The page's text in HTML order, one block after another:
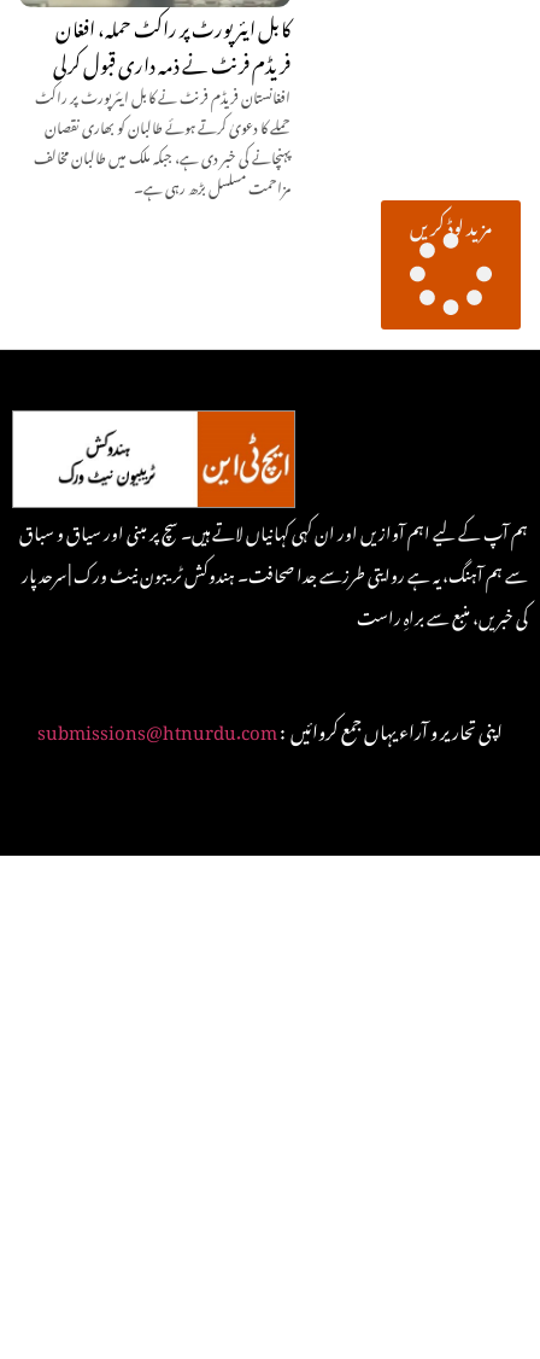
کابل ایئرپورٹ پر راکٹ حملہ، افغان
فریڈم فرنٹ نے ذمہ داری قبول کرلی
افغانستان فریڈم فرنٹ نے کابل ایئرپورٹ پر راکٹ
حملے کا دعویٰ کرتے ہوئے طالبان کو بھاری نقصان
پہنچانے کی خبر دی ہے، جبکہ ملک میں طالبان مخالف
مزاحمت مسلسل بڑھ رہی ہے۔
مزید لوڈ کریں
ہم آپ کے لیے اہم آوازیں اور ان کہی کہانیاں لاتے ہیں۔ سچ پر مبنی اور سیاق و سباق
سے ہم آہنگ، یہ ہے روایتی طرزسے جدا صحافت۔ ہندوکش ٹریبون نیٹ ورک | سرحد پار
کی خبریں، منبع سے براہِ راست
submissions@htnurdu.com : اپنی تحاریر و آراء یہاں جمع کروائیں